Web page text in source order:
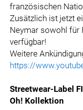
französischen
Zusätzlich ist jetzt
Neymar sowohl für
verfügbar!
Weitere
https://
Streetwear-Label
Oh! Kollektion